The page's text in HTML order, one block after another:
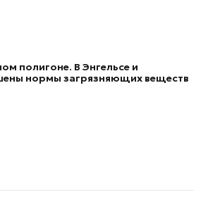
полигоне. В Энгельсе и
нормы загрязняющих веществ